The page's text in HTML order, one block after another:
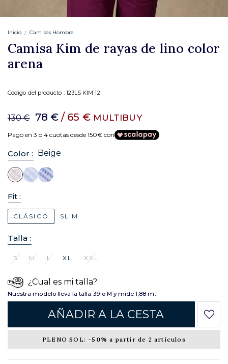
Inicio Camisas Hombre
Camisa Kim de rayas de lino color
arena
Código del producto : 123LS KIM 12
130 € 78 € / 65 € MULTIBUY
Pago en 3 o 4 cuotas desde 150€ con
Color : Beige
Fit :
CLÁSICO SLIM
Talla :
S M L XL XXL
¿Cual es mi talla?
Nuestra modelo lleva la talla 39 o M y mide 1,88 m.
AÑADIR A LA CESTA
PLENO SOL: -50% a partir de 2 artículos